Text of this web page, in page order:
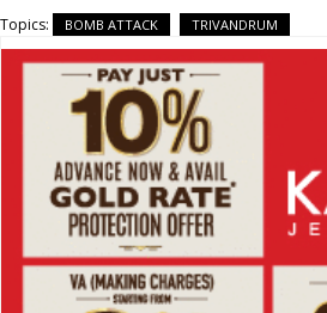
Topics: BOMB ATTACK TRIVANDRUM